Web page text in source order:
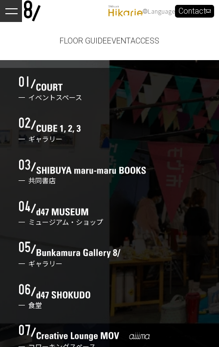
Language Contact
FLOOR GUIDEEVENTACCESS
イベントスペース
ギャラリー
共同書店
ミュージアム・ショップ
ギャラリー
食堂